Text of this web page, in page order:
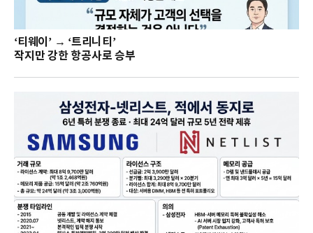
‘티웨이’ → ‘트리니티’
작지만 강한 항공사로 승부